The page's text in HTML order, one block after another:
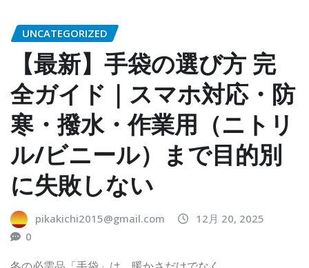
UNCATEGORIZED
【最新】手袋の選び方 完
全ガイド｜スマホ対応・防
寒・撥水・作業用（ニトリ
ル/ビニール）まで目的別
に失敗しない
pikakichi2015@gmail.com
12月 20, 2025
0